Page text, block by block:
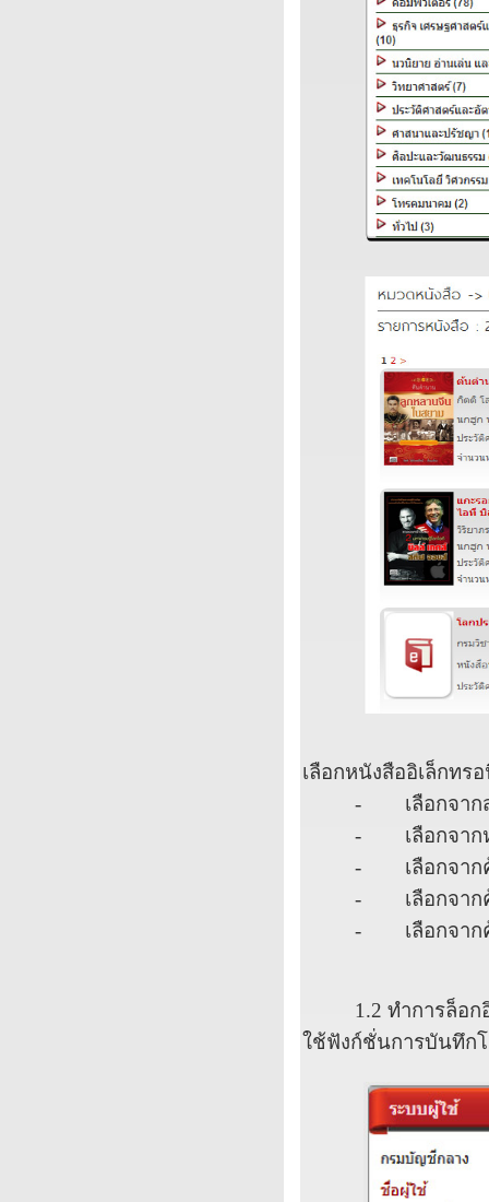
เลือกหนังสืออิเล็กทร
-
เลือกจา
-
เลือกจา
-
เลือกจา
-
เลือกจา
-
เลือกจา
1.2 ทำการล็อ
ใช้ฟังก์ชั่นการบันทึก